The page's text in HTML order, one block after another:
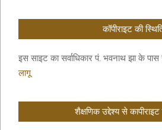
कॉपीराइट की
इस साइट का सर्वाधिकार पं. भवनाथ झा के
लागू
शैक्षणिक उद्देश्य से कापीराइट